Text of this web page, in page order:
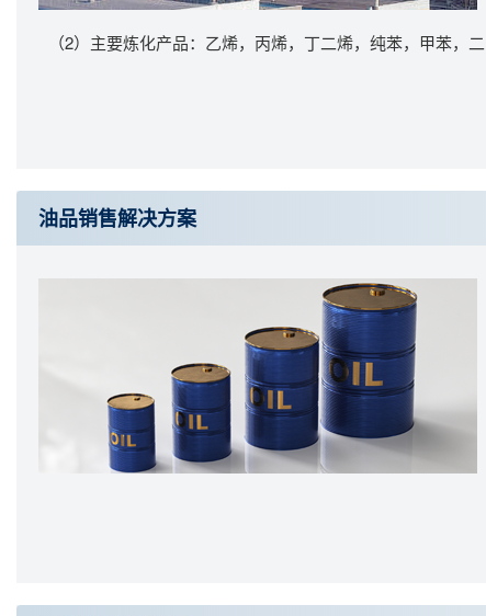
（2）主要炼化产品：乙烯，丙烯，丁二烯，纯苯，甲苯，二
油品销售解决方案